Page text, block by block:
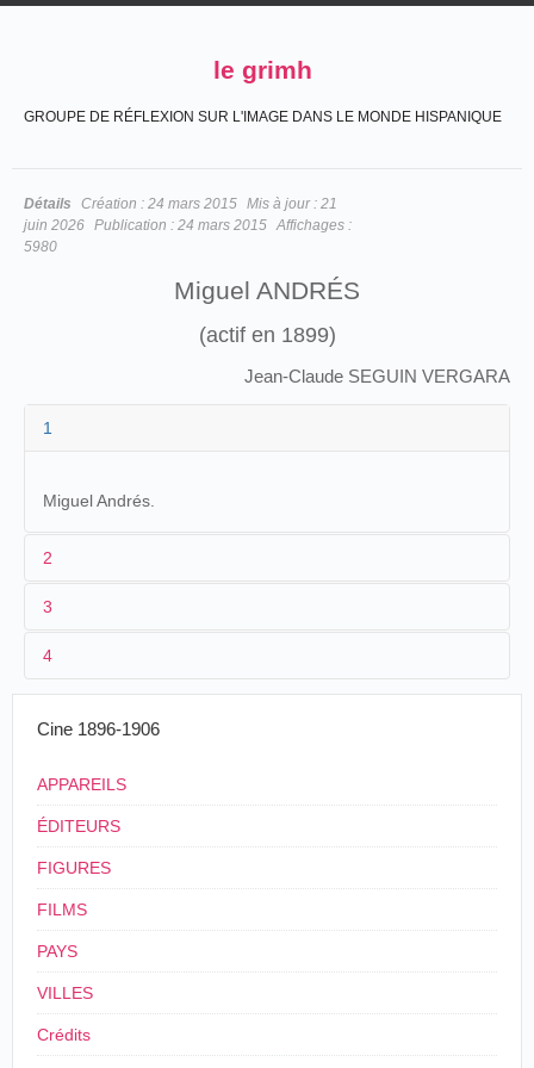
le grimh
GROUPE DE RÉFLEXION SUR L'IMAGE DANS LE MONDE HISPANIQUE
Détails Création : 24 mars 2015 Mis à jour : 21
juin 2026 Publication : 24 mars 2015 Affichages :
5980
Miguel ANDRÉS
(actif en 1899)
Jean-Claude SEGUIN VERGARA
1
Miguel Andrés.
2
cinematógrafo en
3
4
Cine 1896-1906
APPAREILS
ÉDITEURS
FIGURES
FILMS
PAYS
VILLES
Crédits